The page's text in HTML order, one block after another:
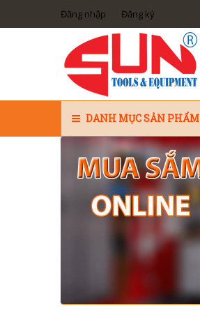
Đăng nhập Đăng ký
DANH MỤC SẢN PHẨM